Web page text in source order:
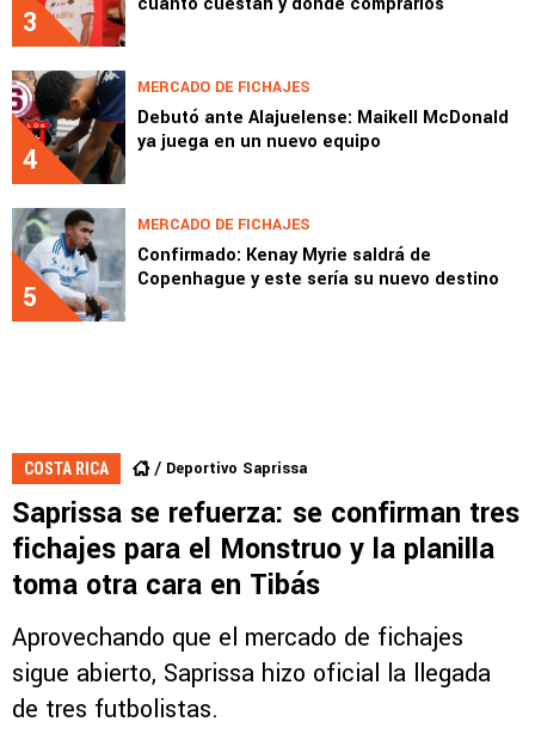
3
4
MERCADO DE FICHAJES
Debutó ante Alajuelense: Maikell McDonald
ya juega en un nuevo equipo
5
MERCADO DE FICHAJES
Confirmado: Kenay Myrie saldrá de
Copenhague y este sería su nuevo destino
COSTA RICA Deportivo Saprissa
Saprissa se refuerza: se confirman tres
fichajes para el Monstruo y la planilla
toma otra cara en Tibás
Aprovechando que el mercado de fichajes
sigue abierto, Saprissa hizo oficial la llegada
de tres futbolistas.